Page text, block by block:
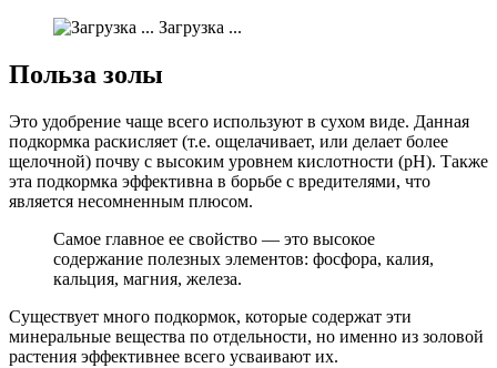
Загрузка ...
Польза золы
Это удобрение чаще всего используют в сухом виде. Данная
подкормка раскисляет (т.е. ощелачивает, или делает более
щелочной) почву с высоким уровнем кислотности (pH). Также
эта подкормка эффективна в борьбе с вредителями, что
является несомненным плюсом.
Самое главное ее свойство — это высокое
содержание полезных элементов: фосфора, калия,
кальция, магния, железа.
Существует много подкормок, которые содержат эти
минеральные вещества по отдельности, но именно из золовой
растения эффективнее всего усваивают их.